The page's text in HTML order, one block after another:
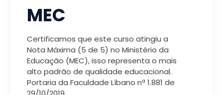
MEC
Certificamos que este curso atingiu a
Nota Máxima (5 de 5) no Ministério da
Educação (MEC), isso representa o mais
alto padrão de qualidade educacional.
Portaria da Faculdade Líbano nª 1.881 de